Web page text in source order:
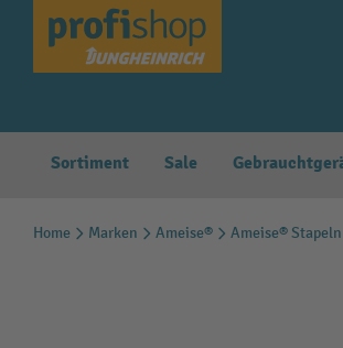
Zur Hauptnavigation springen
Sortiment Sale
Home Marken Ameise® Ameise®